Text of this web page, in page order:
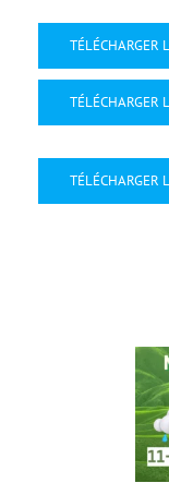
TÉLÉCHARGER
TÉLÉCHARGER
TÉLÉCHARGER